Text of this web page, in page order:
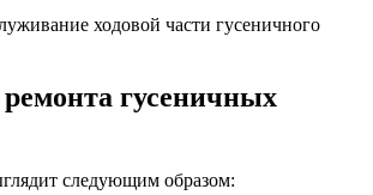
гусеничных
следующим образом: